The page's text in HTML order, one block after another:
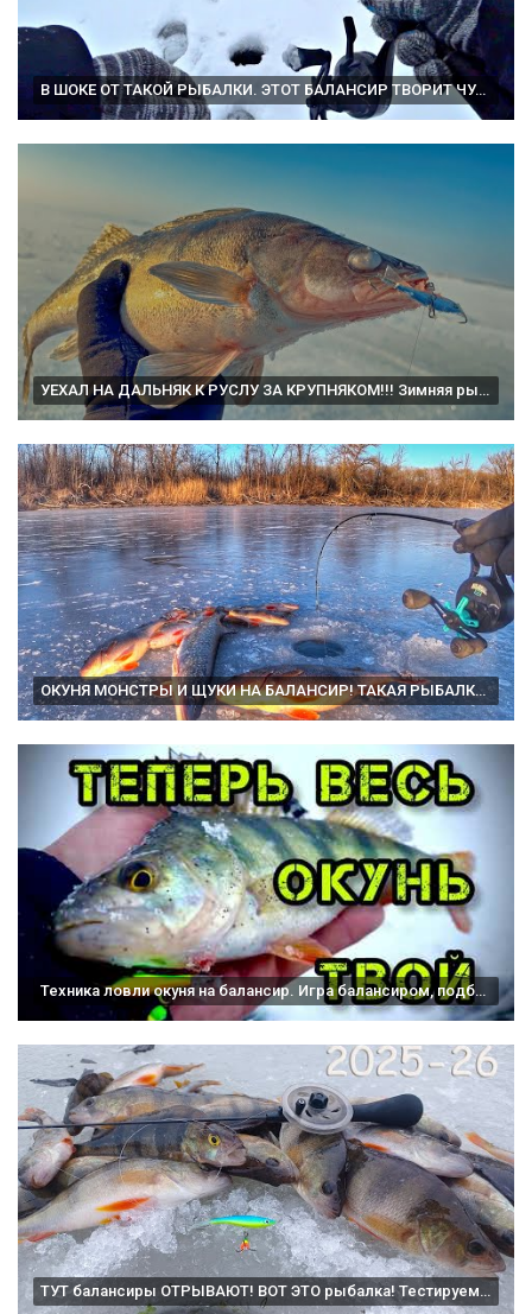
В ШОКЕ ОТ ТАКОЙ РЫБАЛКИ. ЭТОТ БАЛАНСИР ТВОРИТ ЧУДЕСА. Жор щуки зимой. Рыбалка на балансир и жерлицы
УЕХАЛ НА ДАЛЬНЯК К РУСЛУ ЗА КРУПНЯКОМ!!! Зимняя рыбалка на балансир. Ловля окуня и берша.
ОКУНЯ МОНСТРЫ И ЩУКИ НА БАЛАНСИР! ТАКАЯ РЫБАЛКА ВПЕРВЫЕ! Зимняя рыбалка 2025.
Техника ловли окуня на балансир. Игра балансиром, подбор снастей. Ловля окуня на балансир зимой
ТУТ балансиры ОТРЫВАЮТ! ВОТ ЭТО рыбалка! Тестируем новый эхолот MAX. Зимой 2025-26